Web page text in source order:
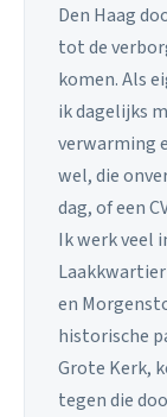
Den Haag
tot de
komen. Als
ik dagelijks
verwarming
wel, die
dag, of een
Ik werk veel
en
historische
Grote Kerk,
tegen die